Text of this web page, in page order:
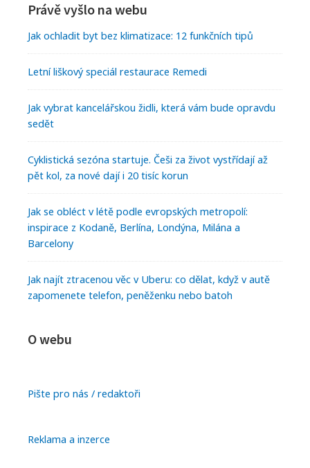
Právě vyšlo na webu
Jak ochladit byt bez klimatizace: 12 funkčních tipů
Letní liškový speciál restaurace Remedi
Jak vybrat kancelářskou židli, která vám bude opravdu
sedět
Cyklistická sezóna startuje. Češi za život vystřídají až
pět kol, za nové dají i 20 tisíc korun
Jak se obléct v létě podle evropských metropolí:
inspirace z Kodaně, Berlína, Londýna, Milána a
Barcelony
Jak najít ztracenou věc v Uberu: co dělat, když v autě
zapomenete telefon, peněženku nebo batoh
O webu
Pište pro nás / redaktoři
Reklama a inzerce